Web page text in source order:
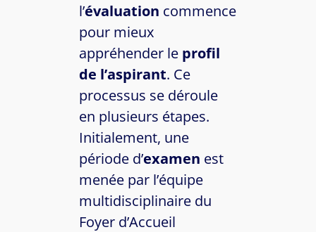
l’évaluation commence
pour mieux
appréhender le profil
de l’aspirant. Ce
processus se déroule
en plusieurs étapes.
Initialement, une
période d’examen est
menée par l’équipe
multidisciplinaire du
Foyer d’Accueil